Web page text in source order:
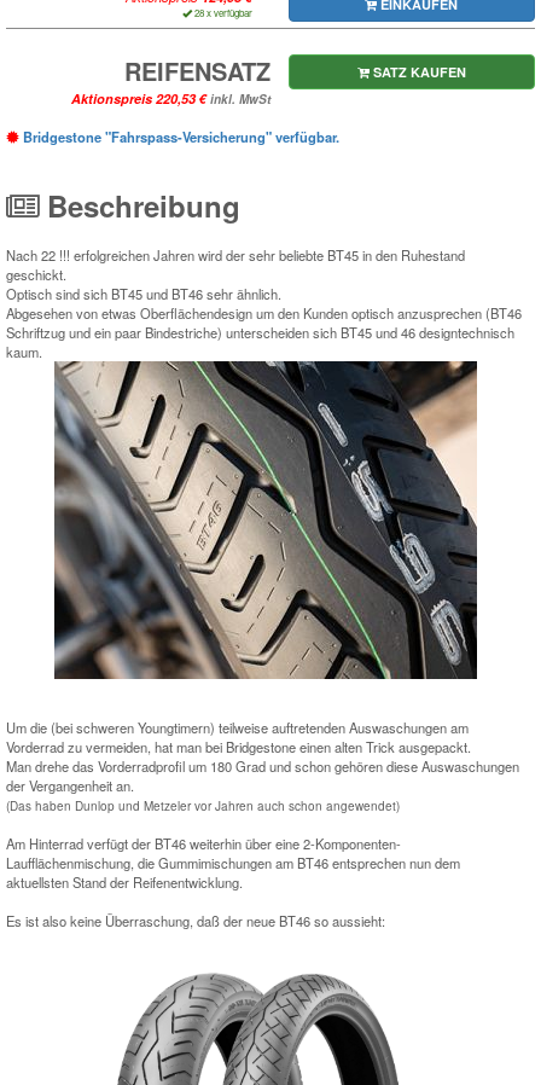
28 x verfügbar EINKAUFEN
REIFENSATZ
Aktionspreis inkl. MwSt
SATZ KAUFEN
Bridgestone "Fahrspass-Versicherung" verfügbar.
Beschreibung
Nach 22 !!! erfolgreichen Jahren wird der sehr beliebte BT45 in den Ruhestand
geschickt.
Optisch sind sich BT45 und BT46 sehr ähnlich.
Abgesehen von etwas Oberflächendesign um den Kunden optisch anzusprechen (BT46
Schriftzug und ein paar Bindestriche) unterscheiden sich BT45 und 46 designtechnisch
kaum.
Um die (bei schweren Youngtimern) teilweise auftretenden Auswaschungen am
Vorderrad zu vermeiden, hat man bei Bridgestone einen alten Trick ausgepackt.
Man drehe das Vorderradprofil um 180 Grad und schon gehören diese Auswaschungen
der Vergangenheit an.
(Das haben Dunlop und Metzeler vor Jahren auch schon angewendet)
Am Hinterrad verfügt der BT46 weiterhin über eine 2-Komponenten-
Laufflächenmischung, die Gummimischungen am BT46 entsprechen nun dem
aktuellsten Stand der Reifenentwicklung.
Es ist also keine Überraschung, daß der neue BT46 so aussieht: